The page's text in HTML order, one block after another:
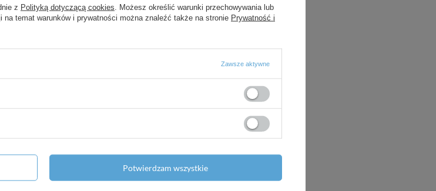
z Polityką dotyczącą cookies . Możesz określić warunki przechowywania lub
temat warunków i prywatności można znaleźć także na stronie Prywatność i
Zawsze aktywne
Potwierdzam wszystkie